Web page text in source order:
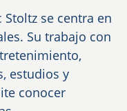
se centra en
Su trabajo con
estudios y
conocer